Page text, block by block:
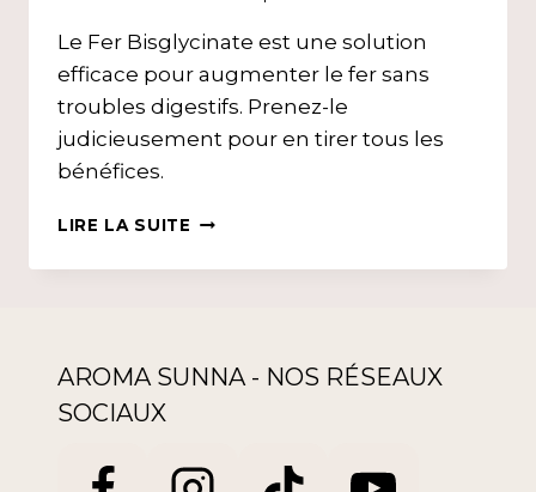
Le Fer Bisglycinate est une solution
efficace pour augmenter le fer sans
troubles digestifs. Prenez-le
judicieusement pour en tirer tous les
bénéfices.
LIRE LA SUITE SE
EN
?
AROMA SUNNA - NOS RÉSEAUX
SOCIAUX